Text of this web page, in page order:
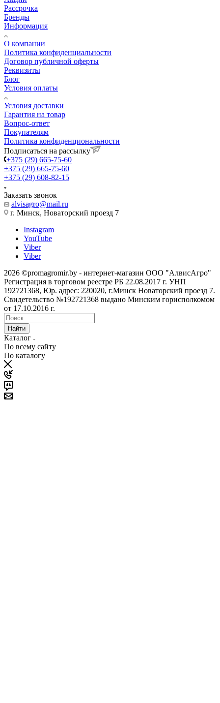
Рассрочка
Бренды
Информация
О компании
Политика конфиденциальности
Договор публичной оферты
Реквизиты
Блог
Условия оплаты
Условия доставки
Гарантия на товар
Вопрос-ответ
Покупателям
Политика конфиденциональности
Подписаться на рассылку
+375 (29) 665-75-60
+375 (29) 665-75-60
+375 (29) 608-82-15
Заказать звонок
alvisagro@mail.ru
г. Минск, Новаторский проезд 7
Instagram
YouTube
Viber
Viber
2026 ©promagromir.by - интернет-магазин ООО "АлвисАгро"
Регистрация в торговом реестре РБ 22.08.2017 г. УНП
192721368, Юр. адрес: 220020, г.Минск Новаторский проезд 7.
Свидетельство №192721368 выдано Минским горисполкомом
от 17.10.2016 г.
Найти
Каталог
По всему сайту
По каталогу